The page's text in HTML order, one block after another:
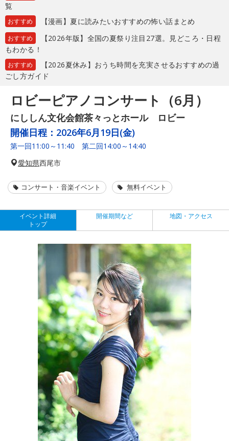
覧
おすすめ 【漫画】夏に読みたいおすすめの怖い話まとめ
おすすめ
【2026年版】全国の夏祭り注目27選。見どころ・日程
もわかる！
おすすめ
【2026夏休み】おうち時間を充実させるおすすめの過
ごし方ガイド
ロビーピアノコンサート（6月）
にししん文化会館茶々っとホール ロビー
開催日程： 2026年6月19日(金)
第一回11:00～11:40 第二回14:00～14:40
愛知県西尾市
コンサート・音楽イベント 無料イベント
イベント詳細
トップ
開催期間など 地図・アクセス